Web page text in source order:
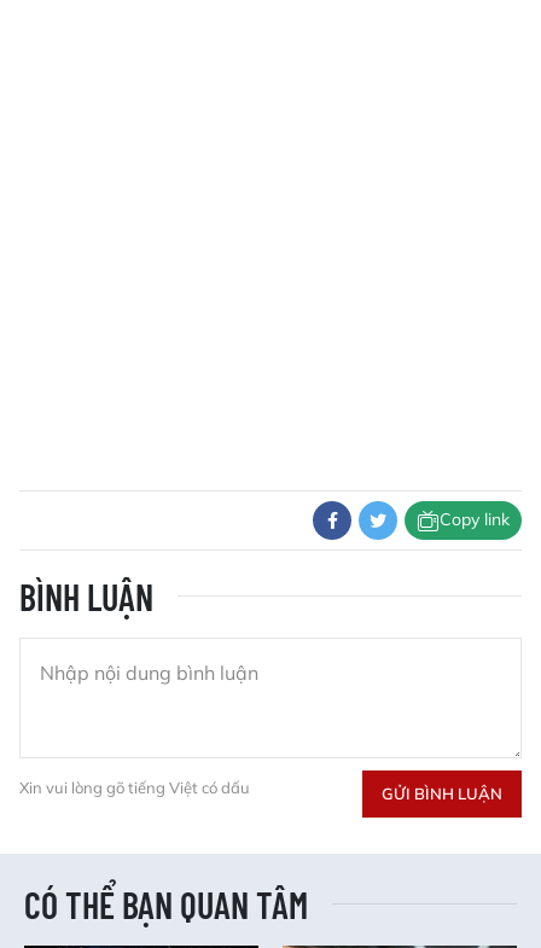
Copy link
BÌNH LUẬN
Xin vui lòng gõ tiếng Việt có dấu GỬI BÌNH LUẬN
CÓ THỂ BẠN QUAN TÂM